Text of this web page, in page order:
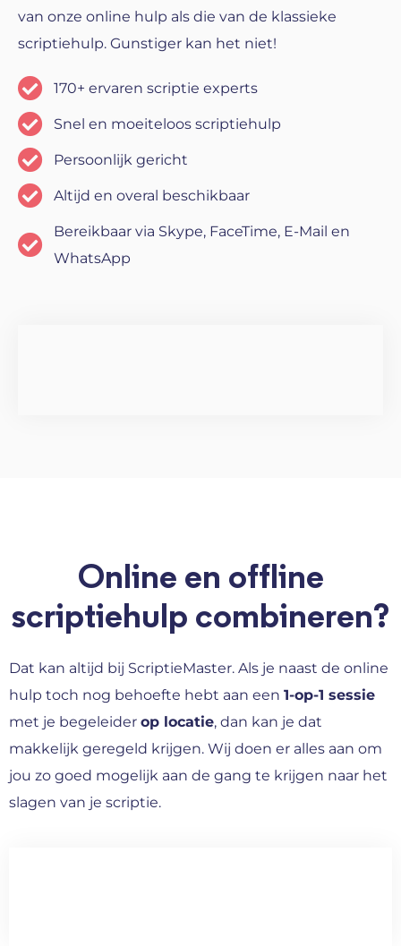
van onze online hulp als die van de klassieke
scriptiehulp. Gunstiger kan het niet!
170+ ervaren scriptie experts
Snel en moeiteloos scriptiehulp
Persoonlijk gericht
Altijd en overal beschikbaar
Bereikbaar via Skype, FaceTime, E-Mail en
WhatsApp
Online en offline
scriptiehulp combineren?
Dat kan altijd bij ScriptieMaster. Als je naast de online
hulp toch nog behoefte hebt aan een 1-op-1 sessie
met je begeleider op locatie, dan kan je dat
makkelijk geregeld krijgen. Wij doen er alles aan om
jou zo goed mogelijk aan de gang te krijgen naar het
slagen van je scriptie.